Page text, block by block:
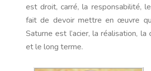
est droit, carré, la responsabilité,
fait de devoir mettre en œuvre
Saturne est l’acier, la réalisation, la
et le long terme.